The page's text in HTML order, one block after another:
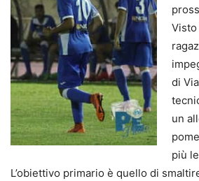
di
un
più
L’obiettivo primario è quello di